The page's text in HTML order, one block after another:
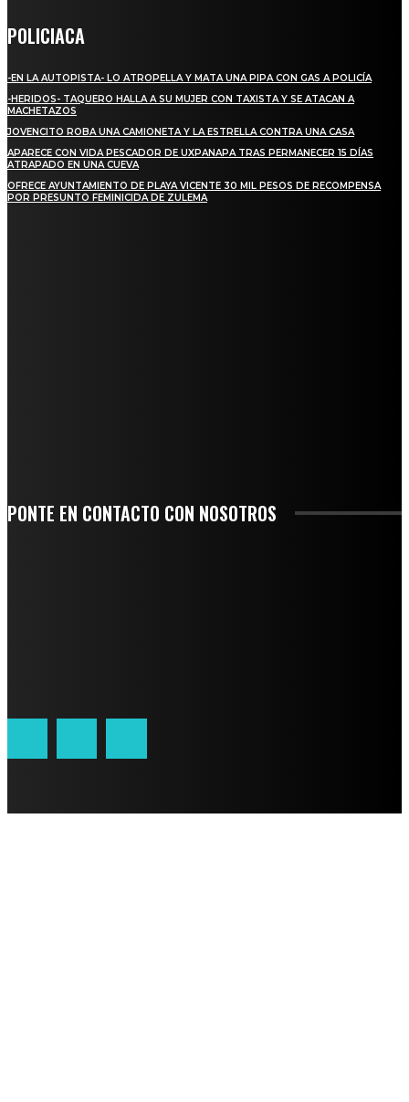
POLICIACA
-EN LA AUTOPISTA- LO ATROPELLA Y MATA UNA PIPA CON GAS A POLICÍA
-HERIDOS- TAQUERO HALLA A SU MUJER CON TAXISTA Y SE ATACAN A
MACHETAZOS
JOVENCITO ROBA UNA CAMIONETA Y LA ESTRELLA CONTRA UNA CASA
APARECE CON VIDA PESCADOR DE UXPANAPA TRAS PERMANECER 15 DÍAS
ATRAPADO EN UNA CUEVA
OFRECE AYUNTAMIENTO DE PLAYA VICENTE 30 MIL PESOS DE RECOMPENSA
POR PRESUNTO FEMINICIDA DE ZULEMA
PONTE EN CONTACTO CON NOSOTROS